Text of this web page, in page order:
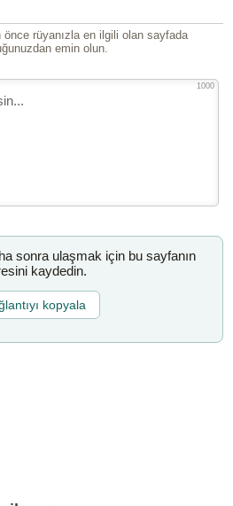
önce rüyanızla en ilgili olan sayfada
emin olun.
1000
sonra ulaşmak için bu sayfanın
kaydedin.
kopyala